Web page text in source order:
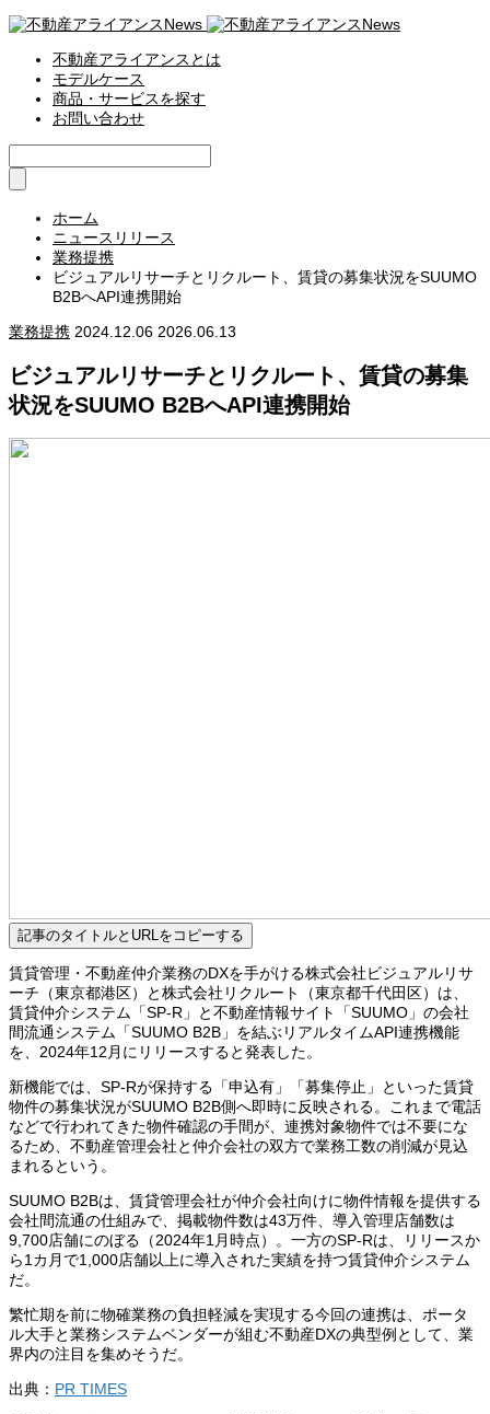
不動産アライアンスとは
モデルケース
商品・サービスを探す
お問い合わせ
ホーム
ニュースリリース
業務提携
ビジュアルリサーチとリクルート、賃貸の募集状況をSUUMO
B2BへAPI連携開始
業務提携 2024.12.06 2026.06.13
ビジュアルリサーチとリクルート、賃貸の募集
状況をSUUMO B2BへAPI連携開始
記事のタイトルとURLをコピーする
賃貸管理・不動産仲介業務のDXを手がける株式会社ビジュアルリサ
ーチ（東京都港区）と株式会社リクルート（東京都千代田区）は、
賃貸仲介システム「SP-R」と不動産情報サイト「SUUMO」の会社
間流通システム「SUUMO B2B」を結ぶリアルタイムAPI連携機能
を、2024年12月にリリースすると発表した。
新機能では、SP-Rが保持する「申込有」「募集停止」といった賃貸
物件の募集状況がSUUMO B2B側へ即時に反映される。これまで電話
などで行われてきた物件確認の手間が、連携対象物件では不要にな
るため、不動産管理会社と仲介会社の双方で業務工数の削減が見込
まれるという。
SUUMO B2Bは、賃貸管理会社が仲介会社向けに物件情報を提供する
会社間流通の仕組みで、掲載物件数は43万件、導入管理店舗数は
9,700店舗にのぼる（2024年1月時点）。一方のSP-Rは、リリースか
ら1カ月で1,000店舗以上に導入された実績を持つ賃貸仲介システム
だ。
繁忙期を前に物確業務の負担軽減を実現する今回の連携は、ポータ
ル大手と業務システムベンダーが組む不動産DXの典型例として、業
界内の注目を集めそうだ。
出典： PR TIMES